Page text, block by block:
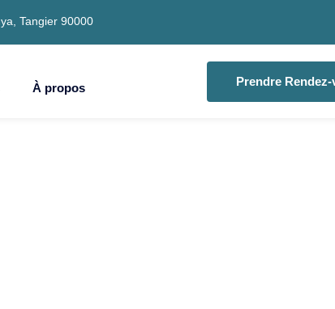
Tangier 90000
À propos Prendre